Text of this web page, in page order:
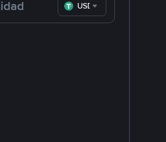
USDT